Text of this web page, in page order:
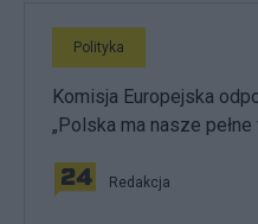
Polityka
Komisja Europejska
„Polska ma nasze
Redakcja